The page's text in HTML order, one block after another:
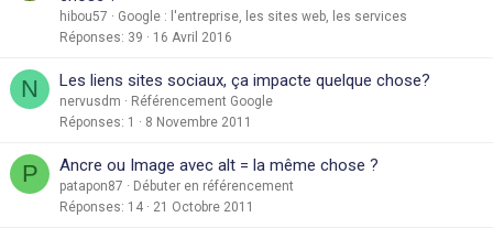
hibou57
Google : l'entreprise, les sites web, les services
Réponses 39 16 Avril 2016
N Les liens sites sociaux, ça impacte quelque chose?
nervusdm
Référencement Google
Réponses 1 8 Novembre 2011
P Ancre ou Image avec alt = la même chose ?
patapon87
Débuter en référencement
Réponses 14 21 Octobre 2011